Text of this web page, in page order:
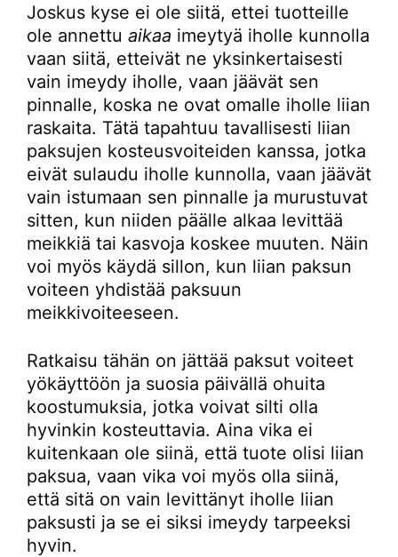
Joskus kyse ei ole siitä, ettei tuotteille
ole annettu aikaa imeytyä iholle kunnolla
vaan siitä, etteivät ne yksinkertaisesti
vain imeydy iholle, vaan jäävät sen
pinnalle, koska ne ovat omalle iholle liian
raskaita. Tätä tapahtuu tavallisesti liian
paksujen kosteusvoiteiden kanssa, jotka
eivät sulaudu iholle kunnolla, vaan jäävät
vain istumaan sen pinnalle ja murustuvat
sitten, kun niiden päälle alkaa levittää
meikkiä tai kasvoja koskee muuten. Näin
voi myös käydä sillon, kun liian paksun
voiteen yhdistää paksuun
meikkivoiteeseen.
Ratkaisu tähän on jättää paksut voiteet
yökäyttöön ja suosia päivällä ohuita
koostumuksia, jotka voivat silti olla
hyvinkin kosteuttavia. Aina vika ei
kuitenkaan ole siinä, että tuote olisi liian
paksua, vaan vika voi myös olla siinä,
että sitä on vain levittänyt iholle liian
paksusti ja se ei siksi imeydy tarpeeksi
hyvin.